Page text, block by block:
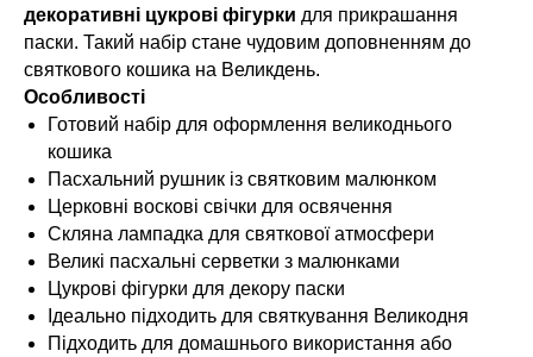
декоративні цукрові фігурки для прикрашання
паски. Такий набір стане чудовим доповненням до
святкового кошика на Великдень.
Особливості
Готовий набір для оформлення великоднього
кошика
Пасхальний рушник із святковим малюнком
Церковні воскові свічки для освячення
Скляна лампадка для святкової атмосфери
Великі пасхальні серветки з малюнками
Цукрові фігурки для декору паски
Ідеально підходить для святкування Великодня
Підходить для домашнього використання або